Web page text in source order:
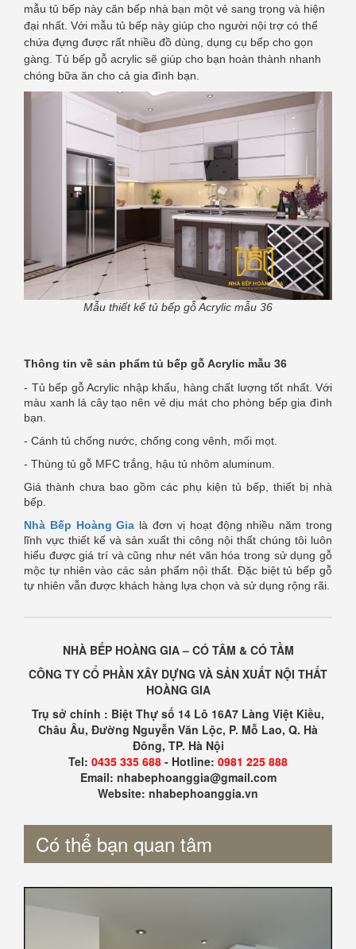
mẫu tủ bếp này căn bếp nhà bạn một vẻ sang trọng và hiện
đại nhất. Với mẫu tủ bếp này giúp cho người nội trợ có thể
chứa đựng được rất nhiều đồ dùng, dụng cụ bếp cho gọn
gàng. Tủ bếp gỗ acrylic sẽ giúp cho bạn hoàn thành nhanh
chóng bữa ăn cho cả gia đình bạn.
Mẫu thiết kế tủ bếp gỗ Acrylic mẫu 36
Thông tin về sản phẩm tủ bếp gỗ Acrylic mẫu 36
- Tủ bếp gỗ Acrylic nhập khẩu, hàng chất lượng tốt nhất. Với
màu xanh lá cây tạo nên vẻ dịu mát cho phòng bếp gia đình
bạn.
- Cánh tủ chống nước, chống cong vênh, mối mọt.
- Thùng tủ gỗ MFC trắng, hậu tủ nhôm aluminum.
Giá thành chưa bao gồm các phụ kiện tủ bếp, thiết bị nhà
bếp.
Nhà Bếp Hoàng Gia là đơn vị hoạt động nhiều năm trong
lĩnh vực thiết kế và sản xuất thi công nội thất chúng tôi luôn
hiểu được giá trí và cũng như nét văn hóa trong sử dụng gỗ
mộc tự nhiên vào các sản phẩm nội thất. Đặc biệt tủ bếp gỗ
tự nhiên vẫn được khách hàng lựa chọn và sử dụng rộng rãi.
NHÀ BẾP HOÀNG GIA – CÓ TÂM & CÓ TẦM
CÔNG TY CỔ PHẦN XÂY DỰNG VÀ SẢN XUẤT NỘI THẤT
HOÀNG GIA
Trụ sở chính : Biệt Thự số 14 Lô 16A7 Làng Việt Kiều,
Châu Âu, Đường Nguyễn Văn Lộc, P. Mỗ Lao, Q. Hà
Đông, TP. Hà Nội
Tel: 0435 335 688 - Hotline: 0981 225 888
Email: nhabephoanggia@gmail.com
Website: nhabephoanggia.vn
Có thể bạn quan tâm